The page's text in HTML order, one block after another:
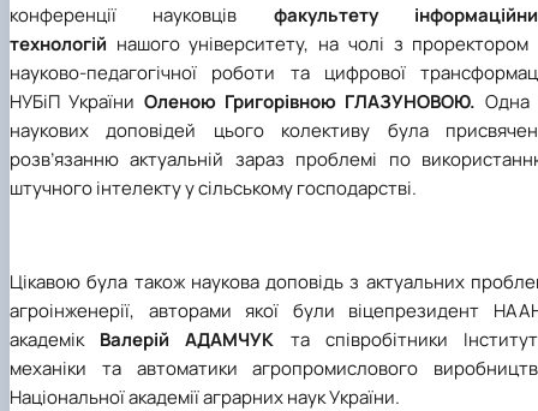
конференції науковців факультету
технологій нашого університету, на чолі з проректором
науково-педагогічної роботи та цифрової
НУБіП України Оленою Григорівною ГЛАЗУНОВОЮ. Одна
наукових доповідей цього колективу була
розв’язанню актуальній зараз проблемі по
штучного інтелекту у сільському господарстві.
Цікавою була також наукова доповідь з актуальних
агроінженерії, авторами якої були віцепрезидент
академікВалерій АДАМЧУК та співробітники
механіки та автоматики агропромислового
Національної академії аграрних наук України.